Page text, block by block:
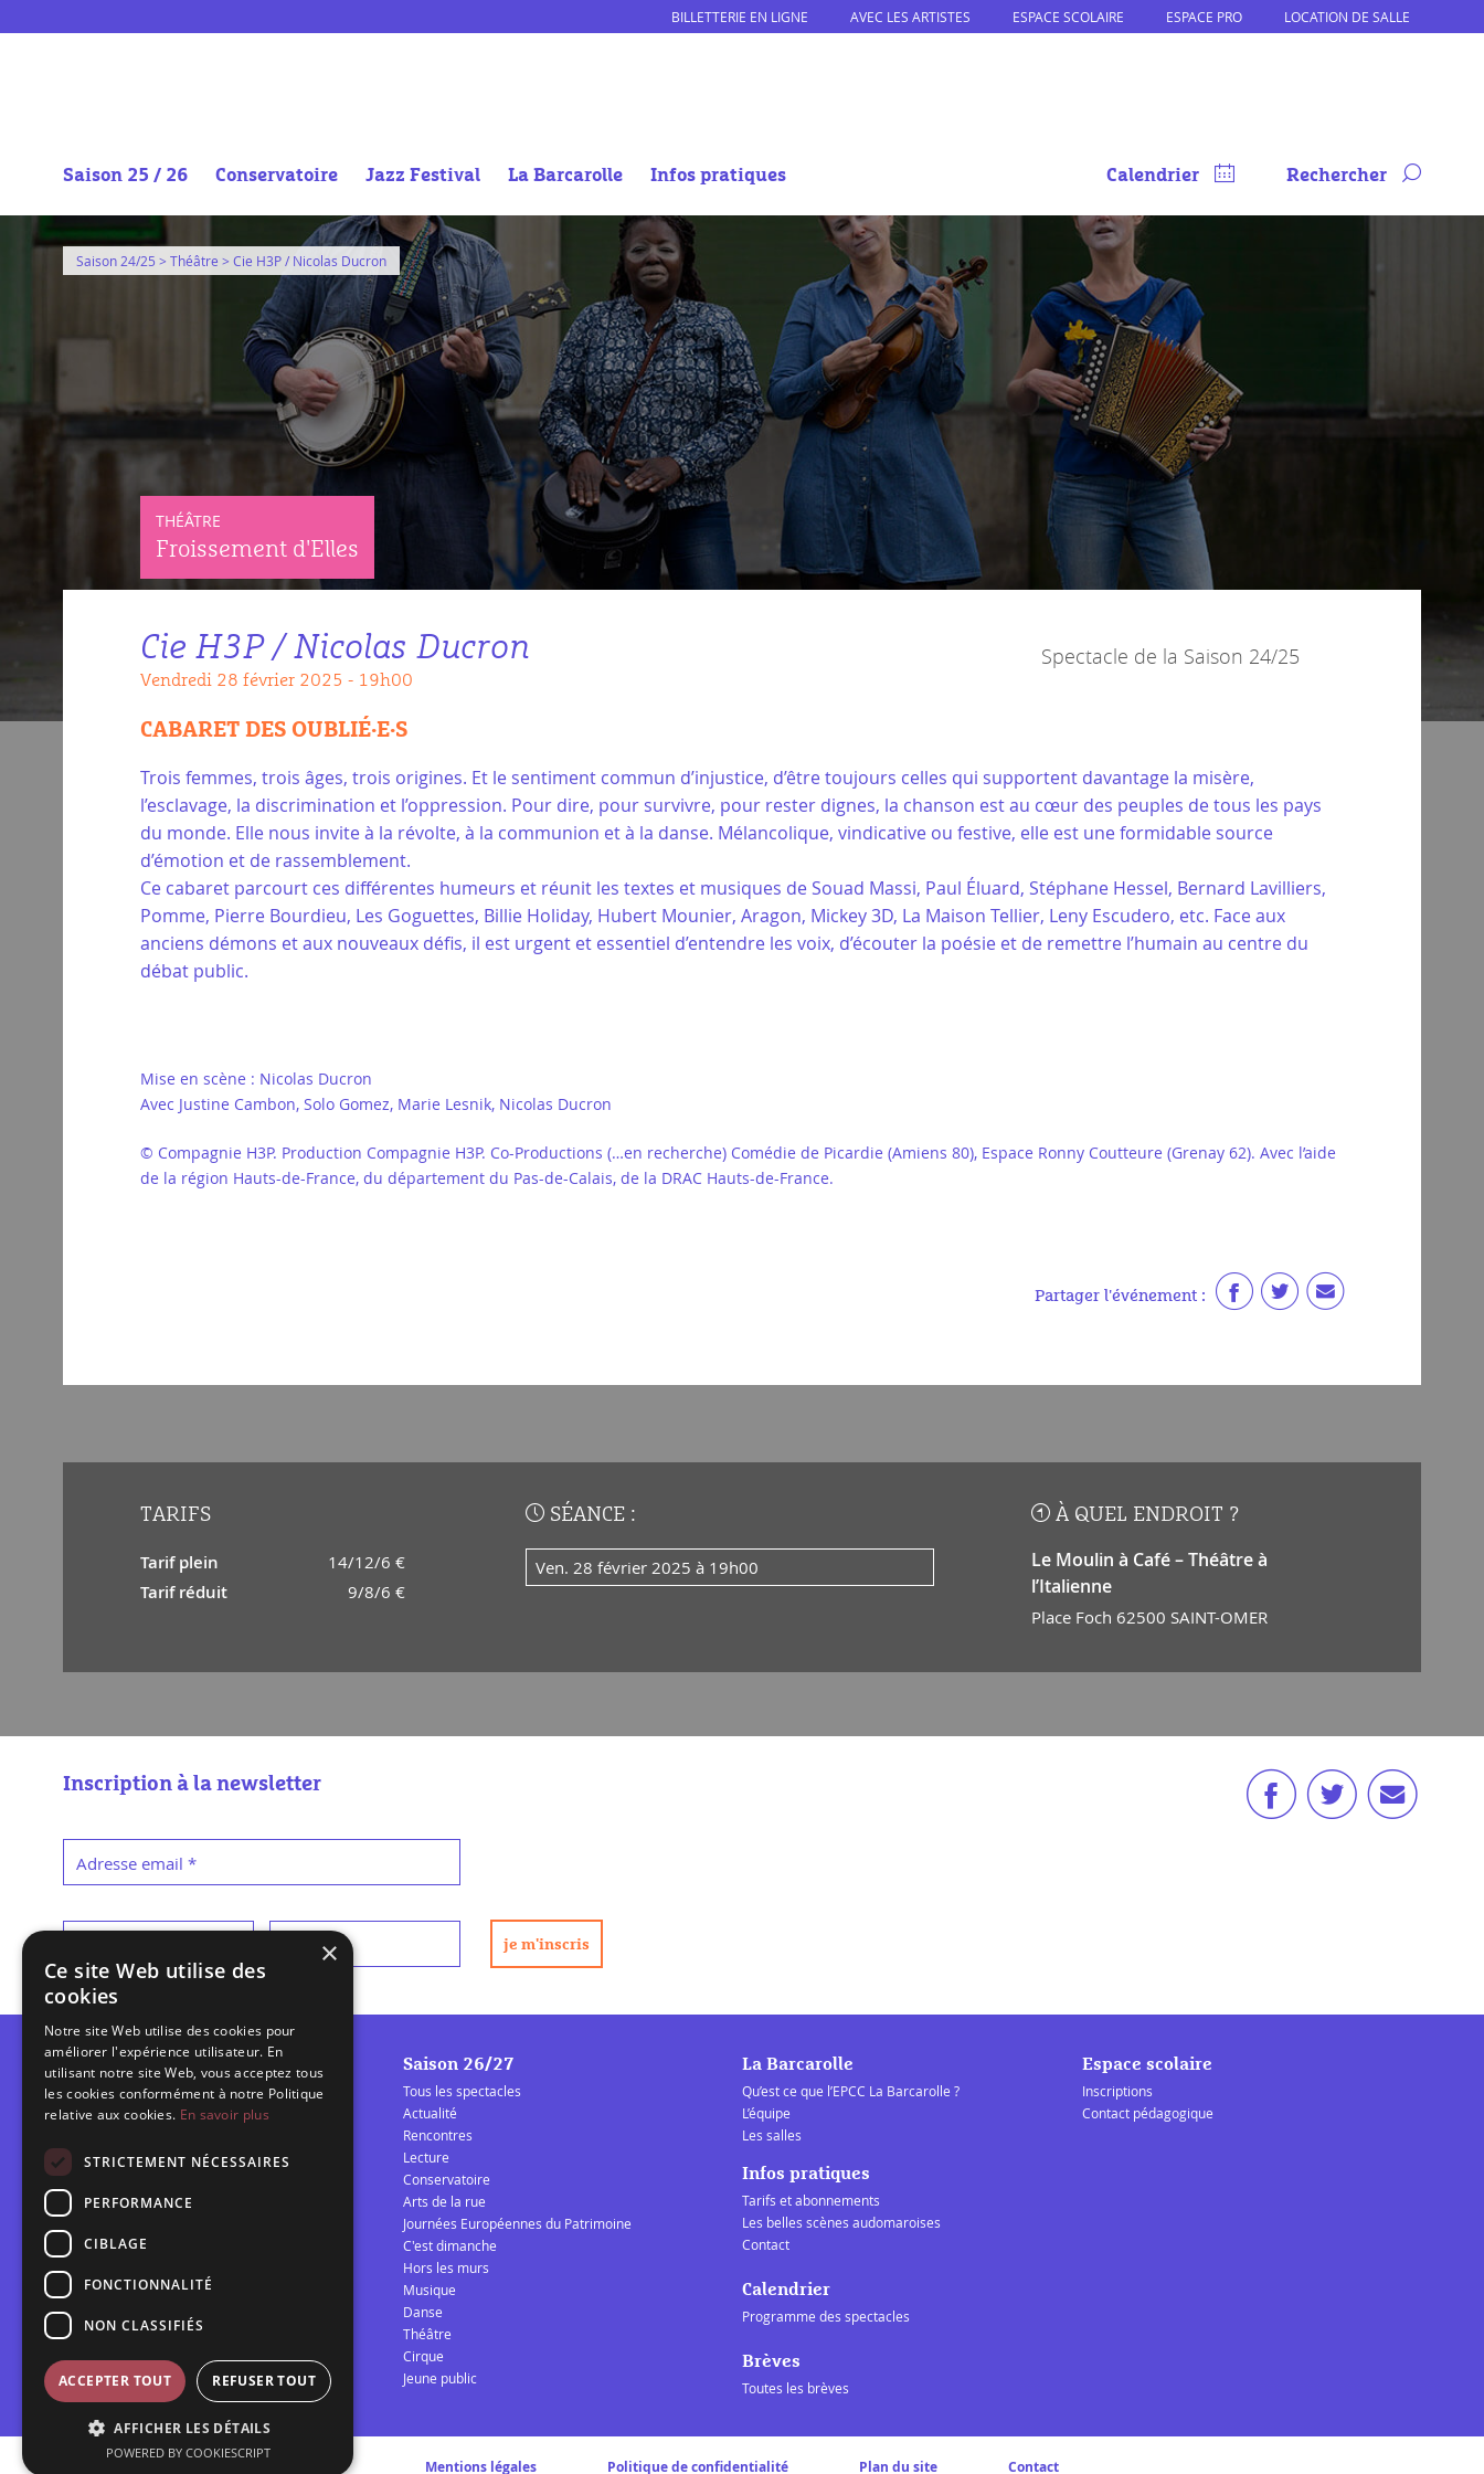
BILLETTERIE EN LIGNE AVEC LES ARTISTES ESPACE SCOLAIRE ESPACE PRO LOCATION DE SALLE
Saison 25 / 26 Conservatoire Jazz Festival La Barcarolle Infos pratiques Calendrier Rechercher
Saison 24/25 > Théâtre > Cie H3P / Nicolas Ducron
THÉÂTRE
Froissement d'Elles
Cie H3P / Nicolas Ducron
vendredi 28 février 2025 - 19h00
Spectacle de la Saison 24/25
CABARET DES OUBLIÉ·E·S
Trois femmes, trois âges, trois origines. Et le sentiment commun d’injustice, d’être toujours celles qui supportent davantage la misère,
l’esclavage, la discrimination et l’oppression. Pour dire, pour survivre, pour rester dignes, la chanson est au cœur des peuples de tous les pays
du monde. Elle nous invite à la révolte, à la communion et à la danse. Mélancolique, vindicative ou festive, elle est une formidable source
d’émotion et de rassemblement.
Ce cabaret parcourt ces différentes humeurs et réunit les textes et musiques de Souad Massi, Paul Éluard, Stéphane Hessel, Bernard Lavilliers,
Pomme, Pierre Bourdieu, Les Goguettes, Billie Holiday, Hubert Mounier, Aragon, Mickey 3D, La Maison Tellier, Leny Escudero, etc. Face aux
anciens démons et aux nouveaux défis, il est urgent et essentiel d’entendre les voix, d’écouter la poésie et de remettre l’humain au centre du
débat public.
Mise en scène : Nicolas Ducron
Avec Justine Cambon, Solo Gomez, Marie Lesnik, Nicolas Ducron
© Compagnie H3P. Production Compagnie H3P. Co-Productions (…en recherche) Comédie de Picardie (Amiens 80), Espace Ronny Coutteure (Grenay 62). Avec l’aide
de la région Hauts-de-France, du département du Pas-de-Calais, de la DRAC Hauts-de-France.
Partager l'événement :
TARIFS
Tarif plein 14/12/6 €
Tarif réduit 9/8/6 €
SÉANCE :
ven. 28 février 2025 à 19h00
À QUEL ENDROIT ?
Le Moulin à Café – Théâtre à
l’Italienne
Place Foch 62500 SAINT-OMER
Inscription à la newsletter
Adresse email *
*
La Barcarolle
Établissement Public de
Coopération Culturelle
spectacle vivant Audomarois
Saison 26/27
Tous les spectacles
Actualité
Rencontres
Lecture
Conservatoire
Arts de la rue
Journées Européennes du Patrimoine
C'est dimanche
Hors les murs
Musique
Danse
Théâtre
Cirque
Jeune public
La Barcarolle
Qu’est ce que l’EPCC La Barcarolle ?
L’équipe
Les salles
Infos pratiques
Tarifs et abonnements
Les belles scènes audomaroises
Contact
Calendrier
Programme des spectacles
Brèves
Toutes les brèves
Espace scolaire
Inscriptions
Contact pédagogique
Mentions légales Politique de confidentialité Plan du site Contact
×
Ce site Web utilise des
cookies
Notre site Web utilise des cookies pour
améliorer l'expérience utilisateur. En
utilisant notre site Web, vous acceptez tous
les cookies conformément à notre Politique
relative aux cookies. En savoir plus
STRICTEMENT NÉCESSAIRES
PERFORMANCE
CIBLAGE
FONCTIONNALITÉ
NON CLASSIFIÉS
ACCEPTER TOUT REFUSER TOUT
AFFICHER LES DÉTAILS
POWERED BY COOKIESCRIPT